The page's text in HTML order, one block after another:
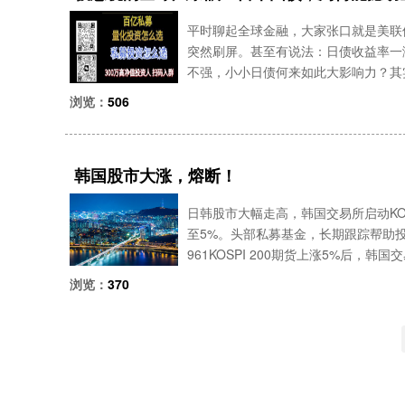
平时聊起全球金融，大家张口就是美
突然刷屏。甚至有说法：日债收益率
不强，小小日债何来如此大影响力？
浏览： 506
韩国股市大涨，熔断！
日韩股市大幅走高，韩国交易所启动
至5%。头部私募基金，长期跟踪帮助
961KOSPI 200期货上涨5%后，韩国
浏览： 370